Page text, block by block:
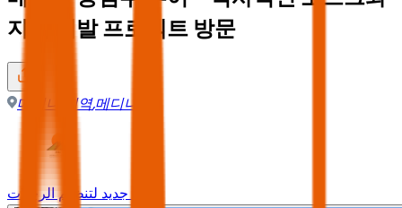
지역 개발 프로젝트 방문
메디나 지역,메디나
وجه جديد لتنظيم الرحلات